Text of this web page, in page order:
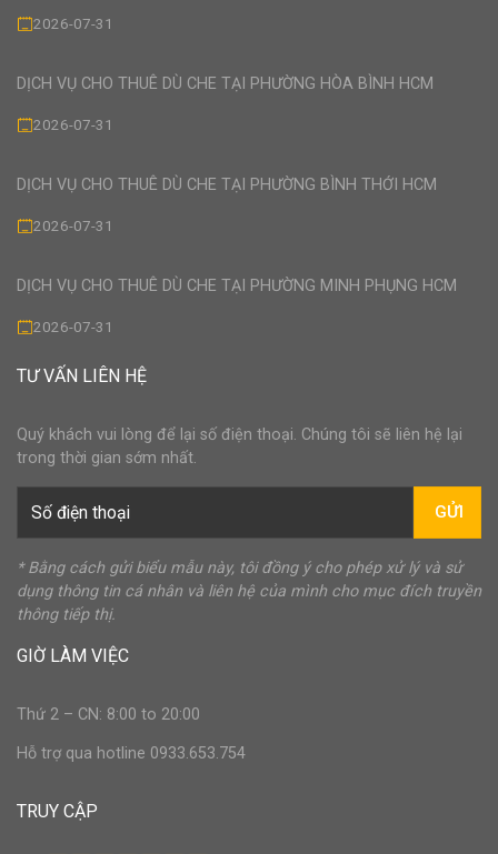
2026-07-31
DỊCH VỤ CHO THUÊ DÙ CHE TẠI PHƯỜNG HÒA BÌNH HCM
2026-07-31
DỊCH VỤ CHO THUÊ DÙ CHE TẠI PHƯỜNG BÌNH THỚI HCM
2026-07-31
DỊCH VỤ CHO THUÊ DÙ CHE TẠI PHƯỜNG MINH PHỤNG HCM
2026-07-31
TƯ VẤN LIÊN HỆ
Quý khách vui lòng để lại số điện thoại. Chúng tôi sẽ liên hệ lại
trong thời gian sớm nhất.
GỬI
* Bằng cách gửi biểu mẫu này, tôi đồng ý cho phép xử lý và sử
dụng thông tin cá nhân và liên hệ của mình cho mục đích truyền
thông tiếp thị.
GIỜ LÀM VIỆC
Thứ 2 – CN: 8:00 to 20:00
Hỗ trợ qua hotline 0933.653.754
TRUY CẬP